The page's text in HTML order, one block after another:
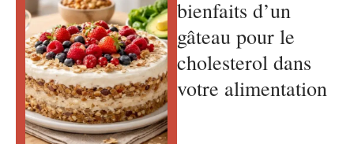
bienfaits d’un
gâteau pour le
cholesterol dans
votre alimentation